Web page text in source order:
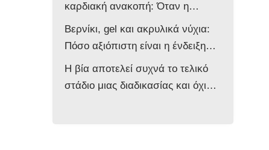
καρδιακή ανακοπή: Όταν η
επιθετική αντιμετώπιση βλάπτει
τον ασθενή
Βερνίκι, gel και ακρυλικά νύχια:
Πόσο αξιόπιστη είναι η ένδειξη
του παλμικού οξυμέτρου στο
ασθενοφόρο;
Η βία αποτελεί συχνά το τελικό
στάδιο μιας διαδικασίας και όχι